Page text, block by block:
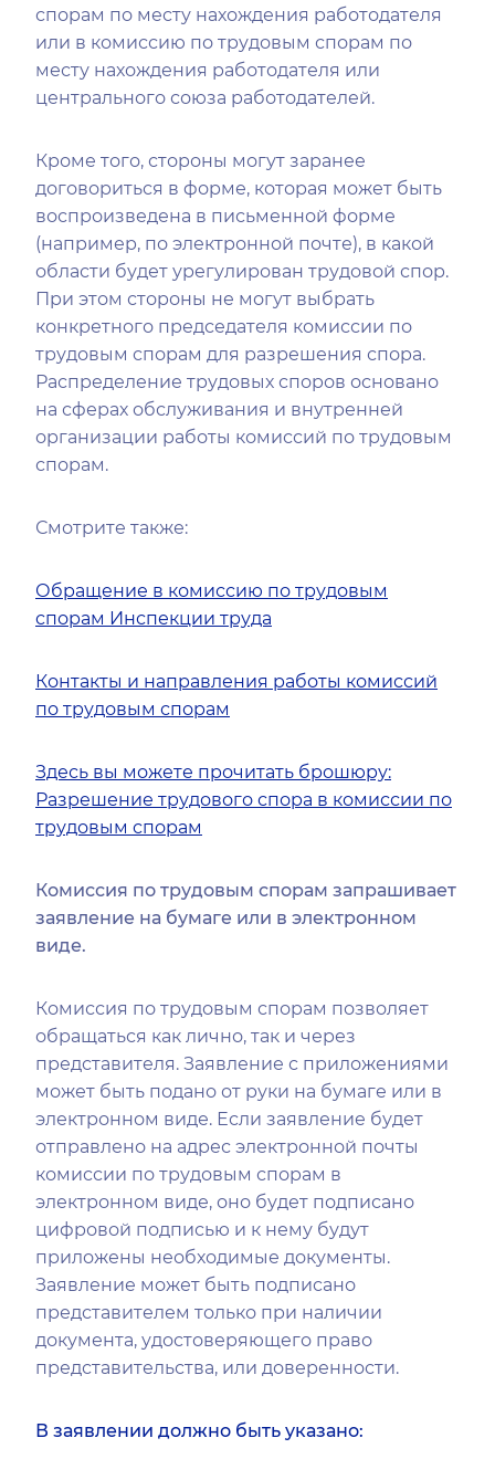
спорам по месту нахождения работодателя
или в комиссию по трудовым спорам по
месту нахождения работодателя или
центрального союза работодателей.
Кроме того, стороны могут заранее
договориться в форме, которая может быть
воспроизведена в письменной форме
(например, по электронной почте), в какой
области будет урегулирован трудовой спор.
При этом стороны не могут выбрать
конкретного председателя комиссии по
трудовым спорам для разрешения спора.
Распределение трудовых споров основано
на сферах обслуживания и внутренней
организации работы комиссий по трудовым
спорам.
Смотрите также:
Обращение в комиссию по трудовым
спорам Инспекции труда
Контакты и направления работы комиссий
по трудовым спорам
Здесь вы можете прочитать брошюру:
Разрешение трудового спора в комиссии по
трудовым спорам
Комиссия по трудовым спорам запрашивает
заявление на бумаге или в электронном
виде.
Комиссия по трудовым спорам позволяет
обращаться как лично, так и через
представителя. Заявление с приложениями
может быть подано от руки на бумаге или в
электронном виде. Если заявление будет
отправлено на адрес электронной почты
комиссии по трудовым спорам в
электронном виде, оно будет подписано
цифровой подписью и к нему будут
приложены необходимые документы.
Заявление может быть подписано
представителем только при наличии
документа, удостоверяющего право
представительства, или доверенности.
В заявлении должно быть указано: